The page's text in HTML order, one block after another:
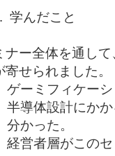
学んだこと
ナー全体を通し
寄せられました。
ゲーミフィケー
半導体設計にか
分かった。
経営者層がこの